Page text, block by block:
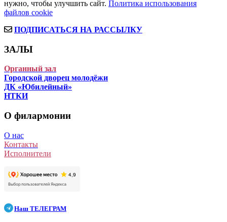
нужно, чтобы улучшить сайт. Политика использования
файлов cookie
ПОДПИСАТЬСЯ НА РАССЫЛКУ
ЗАЛЫ
Органный зал
Городской дворец молодёжи
ДК «Юбилейный»
НТКИ
О филармонии
О нас
Контакты
Исполнители
Наш ТЕЛЕГРАМ